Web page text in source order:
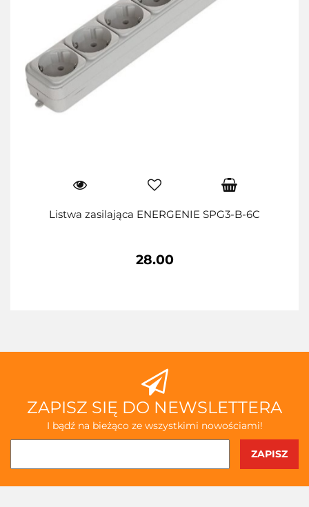
Listwa zasilająca ENERGENIE SPG3-B-6C
28.00
ZAPISZ SIĘ DO NEWSLETTERA
I bądź na bieżąco ze wszystkimi nowościami!